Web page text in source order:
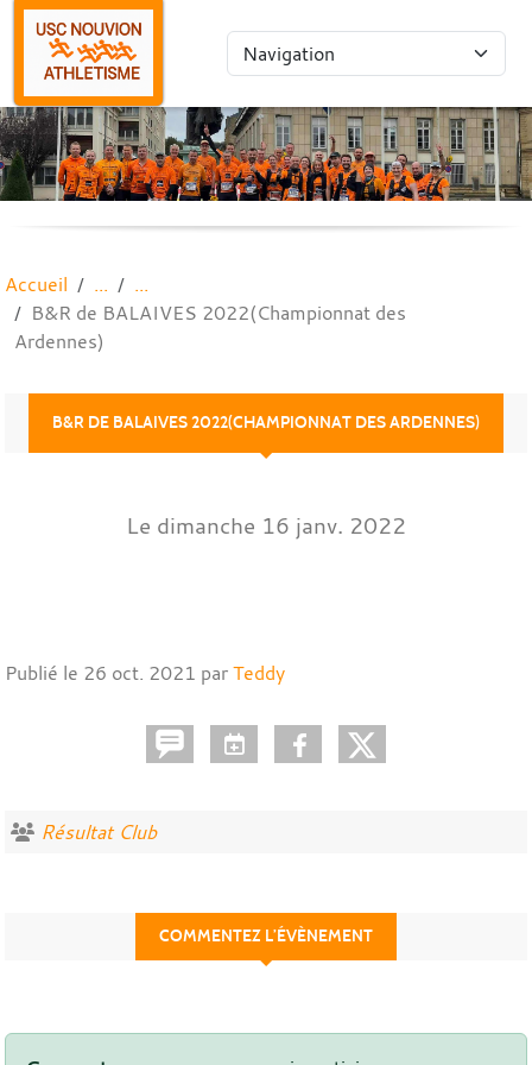
Accueil
B&R de BALAIVES 2022(Championnat des
Ardennes)
B&R DE BALAIVES 2022(CHAMPIONNAT DES ARDENNES)
Le dimanche 16 janv. 2022
Publié le 26 oct. 2021 parTeddy
Résultat Club
COMMENTEZ L’ÉVÈNEMENT
Panneau de gestion des cookies